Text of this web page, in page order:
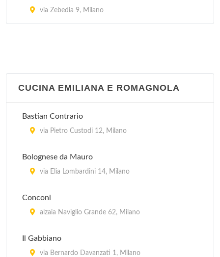
via Zebedia 9, Milano
CUCINA EMILIANA E ROMAGNOLA
Bastian Contrario
via Pietro Custodi 12, Milano
Bolognese da Mauro
via Elia Lombardini 14, Milano
Conconi
alzaia Naviglio Grande 62, Milano
Il Gabbiano
via Bernardo Davanzati 1, Milano